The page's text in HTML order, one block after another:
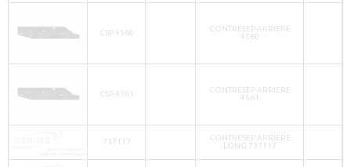
CSP 4560
CONTRESEP ARRIERE
4560
CSP 4561
CONTRESEP ARRIERE
4561
737117
CONTRESEP ARRIERE
LONG 737117